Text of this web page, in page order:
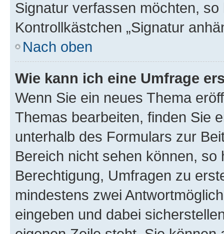
Signatur verfassen möchten,
Kontrollkästchen „Signatur
Nach oben
Wie kann ich eine Umfrage
Wenn Sie ein neues Thema
Themas bearbeiten, finden Sie
unterhalb des Formulars zur
Bereich nicht sehen können,
Berechtigung, Umfragen zu
mindestens zwei
eingeben und dabei